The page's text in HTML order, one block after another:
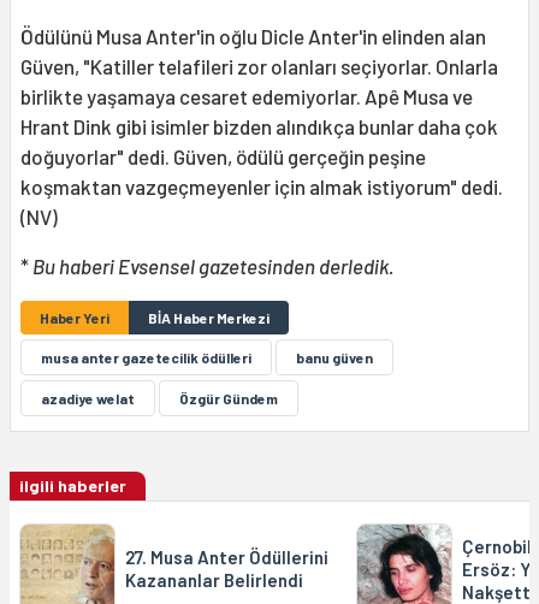
Ödülünü Musa Anter'in oğlu Dicle Anter'in elinden alan
Güven, "Katiller telafileri zor olanları seçiyorlar. Onlarla
birlikte yaşamaya cesaret edemiyorlar. Apê Musa ve
Hrant Dink gibi isimler bizden alındıkça bunlar daha çok
doğuyorlar" dedi. Güven, ödülü gerçeğin peşine
koşmaktan vazgeçmeyenler için almak istiyorum" dedi.
(NV)
* Bu haberi Evsensel gazetesinden derledik.
Haber Yeri BİA Haber Merkezi
musa anter gazetecilik ödülleri banu güven
azadiye welat Özgür Gündem
ilgili haberler
27. Musa Anter Ödüllerini
Kazananlar Belirlendi
Çernobil
Ersöz: